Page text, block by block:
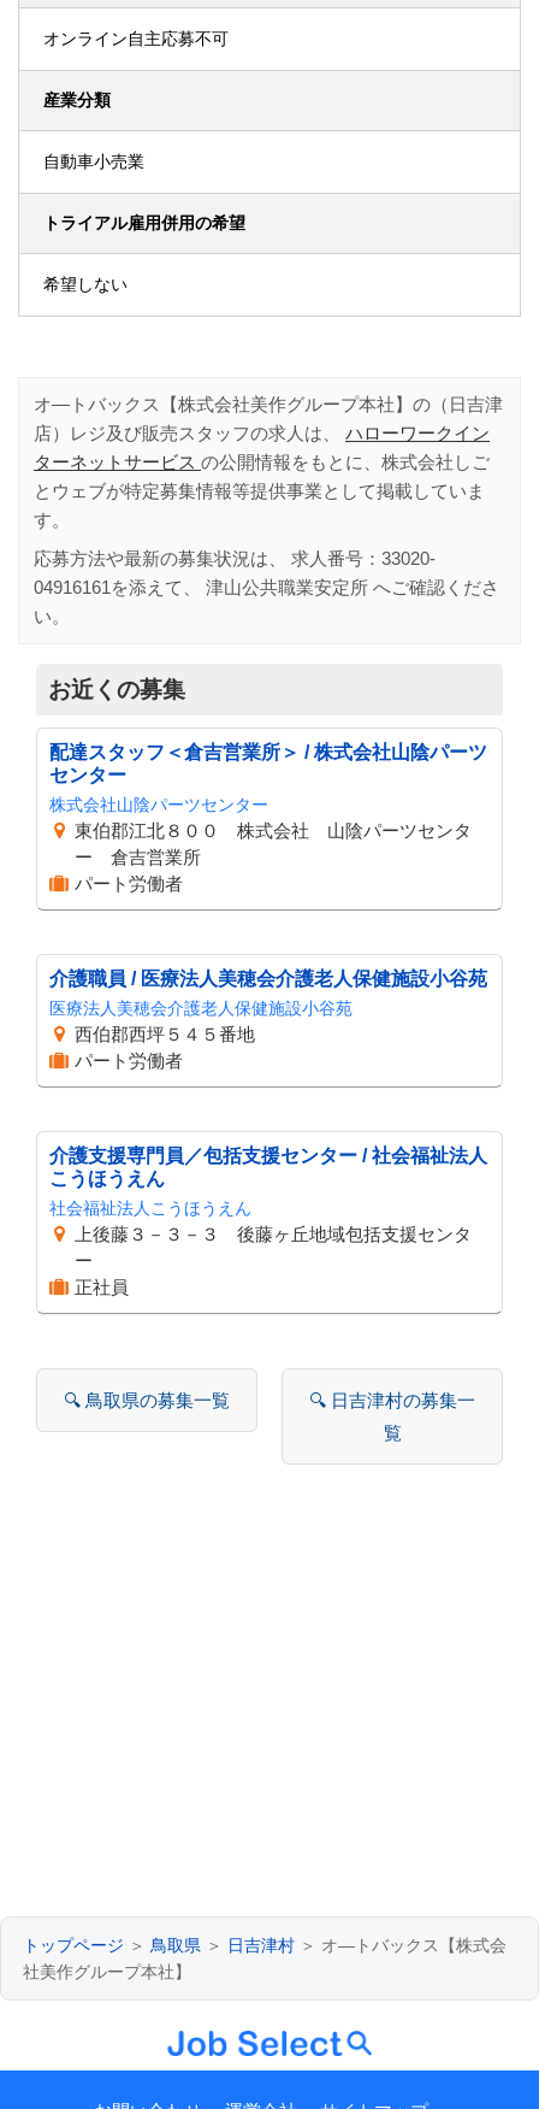
オンライン自主応募不可
産業分類
自動車小売業
トライアル雇用併用の希望
希望しない
オ―トバックス【株式会社美作グループ本社】の（日吉津
店）レジ及び販売スタッフの求人は、 ハローワークイン
ターネットサービス の公開情報をもとに、株式会社しご
とウェブが特定募集情報等提供事業として掲載していま
す。
応募方法や最新の募集状況は、 求人番号： 33020-
04916161 を添えて、 津山公共職業安定所 へご確認くださ
い。
お近くの募集
配達スタッフ＜倉吉営業所＞ / 株式会社山陰パーツ
センター
株式会社山陰パーツセンター
東伯郡江北８００ 株式会社 山陰パーツセンタ
ー 倉吉営業所
パート労働者
介護職員 / 医療法人美穂会介護老人保健施設小谷苑
医療法人美穂会介護老人保健施設小谷苑
西伯郡西坪５４５番地
パート労働者
介護支援専門員／包括支援センター / 社会福祉法人
こうほうえん
社会福祉法人こうほうえん
上後藤３－３－３ 後藤ヶ丘地域包括支援センタ
ー
正社員
🔍 鳥取県の募集一覧
🔍 日吉津村の募集一
覧
トップページ ＞ 鳥取県 ＞ 日吉津村 ＞ オ―トバックス【株式会
社美作グループ本社】